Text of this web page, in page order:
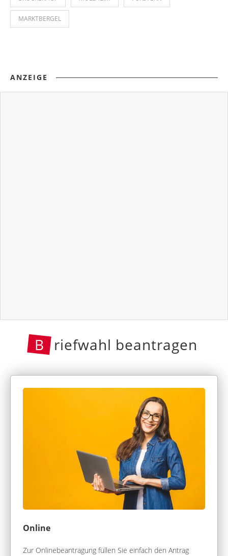
MARKTBERGEL
ANZEIGE
B riefwahl beantragen
Online
Zur Onlinebeantragung füllen Sie einfach den Antrag